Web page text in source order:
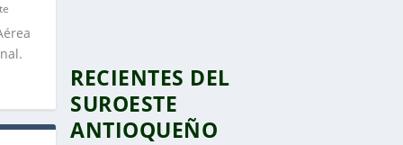
RECIENTES DEL
SUROESTE
ANTIOQUEÑO